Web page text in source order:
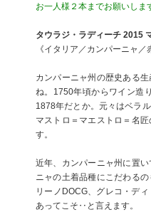
お一人様２本までお願いしま
タウラジ・ラディーチ 2015
《イタリア／カンパーニャ
カンパーニャ州の歴史ある
ね。1750年頃からワイン造
1878年だとか。元々はベラ
マストロ＝マエストロ＝名
す。
近年、カンパーニャ州に置
ニャの土着品種にこだわる
リーノDOCG、グレコ・デ
あってこそ‥と言えます。